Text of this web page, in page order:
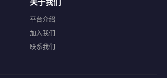
关于我们
平台介绍
加入我们
联系我们